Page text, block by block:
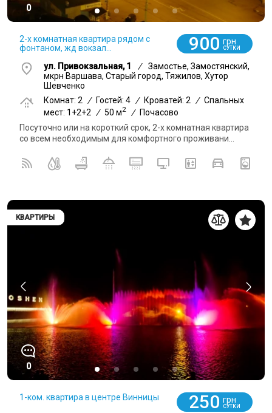
0
2-х комнатная квартира рядом с
фонтаном, жд вокзал...
900 грн
СУТКИ
ул. Привокзальная, 1 /
Замостье, Замостянский,
мкрн Варшава, Старый город, Тяжилов, Хутор
Шевченко
Комнат: 2 / Гостей: 4 / Кроватей: 2 / Спальных
мест: 1+2+2
/ 50 м2 /
Почасово
Посуточно или на короткий срок, 2-х комнатная квартира
со всем необходимым для комфортного проживани...
КВАРТИРЫ
0
1-ком. квартира в центре Винницы 250 грн
СУТКИ